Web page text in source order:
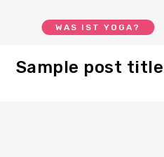
WAS IST YOGA?
Sample post